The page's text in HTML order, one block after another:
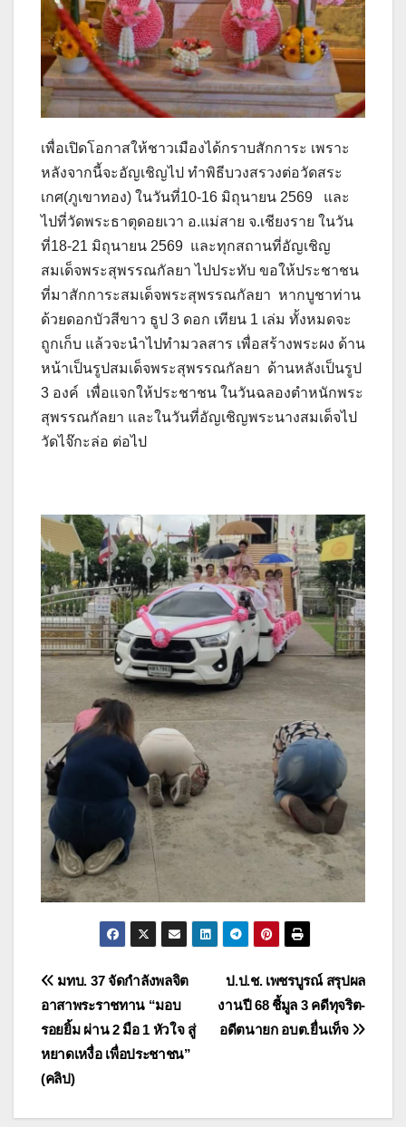
เพื่อเปิดโอกาสให้ชาวเมืองได้กราบสักการะ เพราะ
หลังจากนี้จะอัญเชิญไป ทำพิธีบวงสรวงต่อวัดสระ
เกศ(ภูเขาทอง) ในวันที่10-16 มิถุนายน 2569 และ
ไปที่วัดพระธาตุดอยเวา อ.แม่สาย จ.เชียงราย ในวัน
ที่18-21 มิถุนายน 2569 และทุกสถานที่อัญเชิญ
สมเด็จพระสุพรรณกัลยา ไปประทับ ขอให้ประชาชน
ที่มาสักการะสมเด็จพระสุพรรณกัลยา หากบูชาท่าน
ด้วยดอกบัวสีขาว ธูป 3 ดอก เทียน 1 เล่ม ทั้งหมดจะ
ถูกเก็บ แล้วจะนำไปทำมวลสาร เพื่อสร้างพระผง ด้าน
หน้าเป็นรูปสมเด็จพระสุพรรณกัลยา ด้านหลังเป็นรูป
3 องค์ เพื่อแจกให้ประชาชน ในวันฉลองตำหนักพระ
สุพรรณกัลยา และในวันที่อัญเชิญพระนางสมเด็จไป
วัดไจ๊กะล่อ ต่อไป
แนะแนว
เรื่อง
ป.ป.ช. เพชรบูรณ์ สรุปผล
งานปี 68 ชี้มูล 3 คดีทุจริต-
อดีตนายก อบต.ยื่นเท็จ
มทบ. 37 จัดกำลังพลจิต
อาสาพระราชทาน “มอบ
รอยยิ้ม ผ่าน 2 มือ 1 หัวใจ สู่
หยาดเหงื่อ เพื่อประชาชน”
(คลิป)